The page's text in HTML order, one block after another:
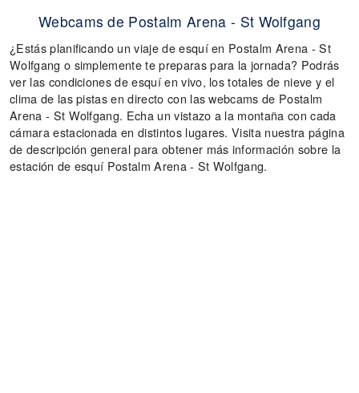
Webcams de Postalm Arena - St Wolfgang
¿Estás planificando un viaje de esquí en Postalm Arena - St
Wolfgang o simplemente te preparas para la jornada? Podrás
ver las condiciones de esquí en vivo, los totales de nieve y el
clima de las pistas en directo con las webcams de Postalm
Arena - St Wolfgang. Echa un vistazo a la montaña con cada
cámara estacionada en distintos lugares. Visita nuestra página
de descripción general para obtener más información sobre la
estación de esquí Postalm Arena - St Wolfgang.